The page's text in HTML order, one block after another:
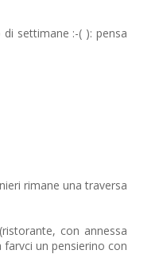
settimane :-( ): pensa
rimane una traversa
con annessa
un pensierino con